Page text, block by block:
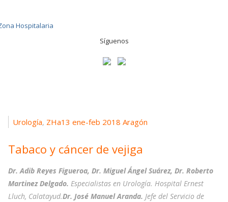
Síguenos
Urología, ZHa13 ene-feb 2018 Aragón
Tabaco y cáncer de vejiga
Dr. Adib Reyes Figueroa, Dr. Miguel Ángel Suárez, Dr. Roberto
Martinez Delgado. Especialistas en Urología. Hospital Ernest
Lluch, Calatayud.Dr. José Manuel Aranda. Jefe del Servicio de